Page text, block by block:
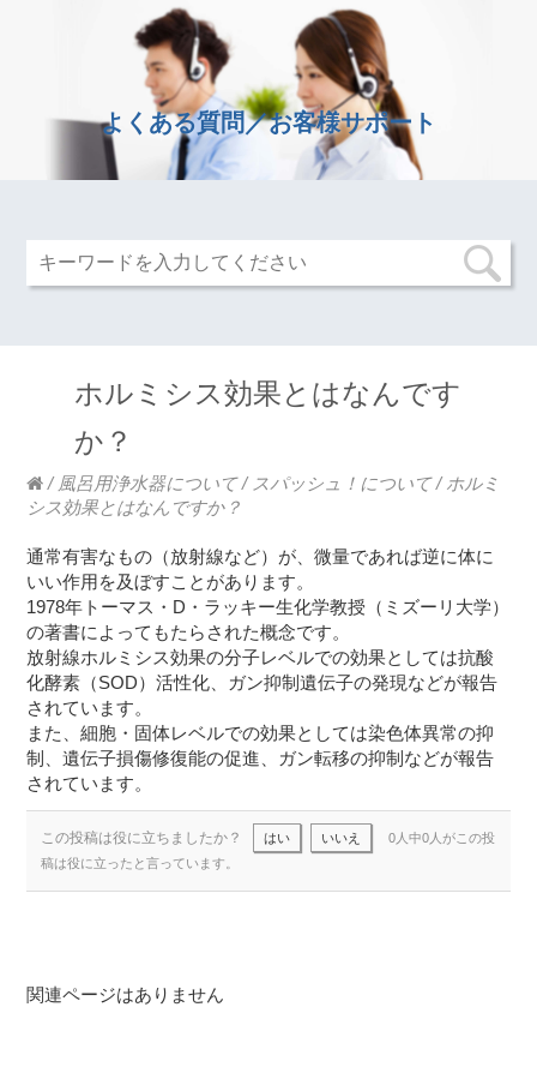
よくある質問／お客様サポート
ホルミシス効果とはなんです
か？
/ 風呂用浄水器について / スパッシュ！について / ホルミ
シス効果とはなんですか？
通常有害なもの（放射線など）が、微量であれば逆に体に
いい作用を及ぼすことがあります。
1978年トーマス・D・ラッキー生化学教授（ミズーリ大学）
の著書によってもたらされた概念です。
放射線ホルミシス効果の分子レベルでの効果としては抗酸
化酵素（SOD）活性化、ガン抑制遺伝子の発現などが報告
されています。
また、細胞・固体レベルでの効果としては染色体異常の抑
制、遺伝子損傷修復能の促進、ガン転移の抑制などが報告
されています。
この投稿は役に立ちましたか？ はい いいえ
0人中0人がこの投
稿は役に立ったと言っています。
関連ページはありません